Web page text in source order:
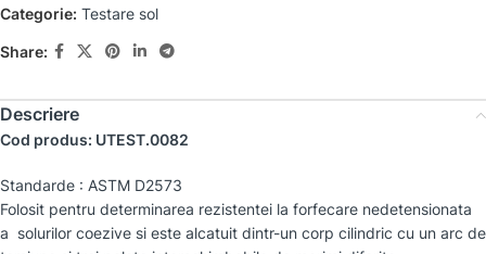
Categorie: Testare sol
Share:
Descriere
Cod produs: UTEST.0082
Standarde : ASTM D2573
Folosit pentru determinarea rezistentei la forfecare nedetensionata
a solurilor coezive si este alcatuit dintr-un corp cilindric cu un arc de